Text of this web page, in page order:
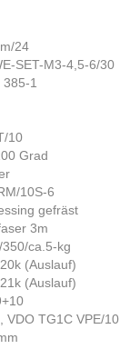
24
SET-M3-4,5-6/30
1
10
Grad
10S-6
gefräst
3m
ca.5-kg
(Auslauf)
(Auslauf)
VDO TG1C VPE/10